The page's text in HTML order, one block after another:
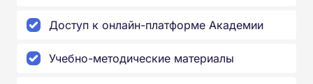
Доступ к онлайн-платформе Академии
Учебно-методические материалы